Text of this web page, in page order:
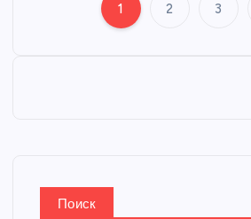
1 2 3
Поиск